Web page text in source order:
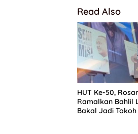
Read Also
HUT Ke-50,
Ramalkan Bahlil
Bakal Jadi